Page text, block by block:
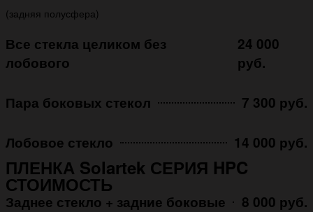
(задняя полусфера)
Все стекла целиком без
лобового
24 000
руб.
Пара боковых стекол 7 300 руб.
Лобовое стекло 14 000 руб.
ПЛЕНКА Solartek СЕРИЯ HPC
СТОИМОСТЬ
Заднее стекло + задние боковые 8 000 руб.